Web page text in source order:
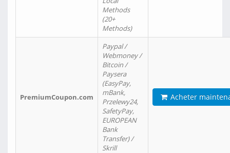
Methods
(20+
Methods)
PremiumCoupon.com
Paypal /
Webmoney /
Bitcoin /
Paysera
(EasyPay,
mBank,
Przelewy24,
SafetyPay,
EUROPEAN
Bank
Transfer) /
Skrill
Acheter